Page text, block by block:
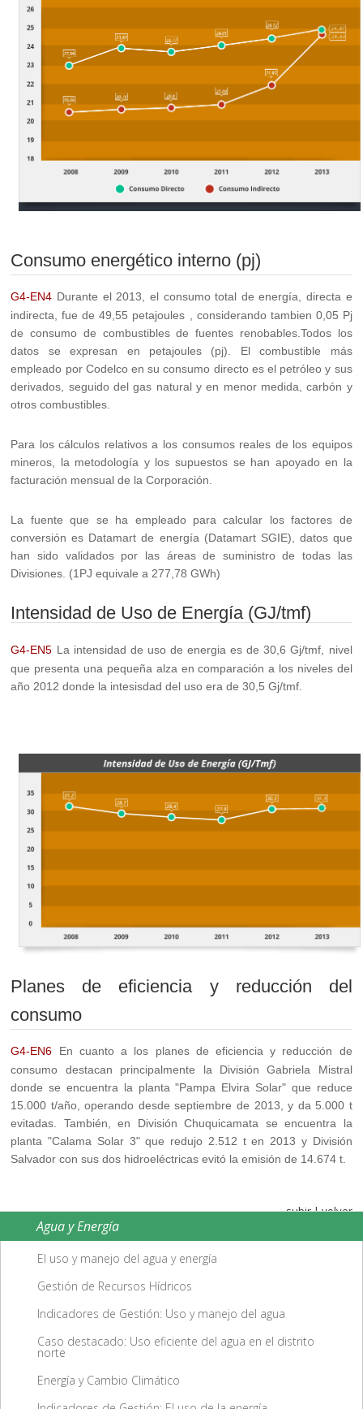
Agua y Energía
El uso y manejo del agua y energía
Gestión de Recursos Hídricos
Indicadores de Gestión: Uso y manejo del agua
Caso destacado: Uso eficiente del agua en el distrito
norte
Energía y Cambio Climático
Consumo energético interno (pj)
G4-EN4 Durante el 2013, el consumo total de energía, directa e
indirecta, fue de 49,55 petajoules , considerando tambien 0,05 Pj
de consumo de combustibles de fuentes renobables.Todos los
datos se expresan en petajoules (pj). El combustible más
empleado por Codelco en su consumo directo es el petróleo y sus
derivados, seguido del gas natural y en menor medida, carbón y
otros combustibles.
Para los cálculos relativos a los consumos reales de los equipos
mineros, la metodología y los supuestos se han apoyado en la
facturación mensual de la Corporación.
La fuente que se ha empleado para calcular los factores de
conversión es Datamart de energía (Datamart SGIE), datos que
han sido validados por las áreas de suministro de todas las
Divisiones. (1PJ equivale a 277,78 GWh)
Intensidad de Uso de Energía (GJ/tmf)
G4-EN5 La intensidad de uso de energia es de 30,6 Gj/tmf, nivel
que presenta una pequeña alza en comparación a los niveles del
año 2012 donde la intesisdad del uso era de 30,5 Gj/tmf.
Planes de eficiencia y reducción del
consumo
G4-EN6 En cuanto a los planes de eficiencia y reducción de
consumo destacan principalmente la División Gabriela Mistral
donde se encuentra la planta "Pampa Elvira Solar" que reduce
15.000 t/año, operando desde septiembre de 2013, y da 5.000 t
evitadas. También, en División Chuquicamata se encuentra la
planta "Calama Solar 3" que redujo 2.512 t en 2013 y División
Salvador con sus dos hidroeléctricas evitó la emisión de 14.674 t.
subir|volver